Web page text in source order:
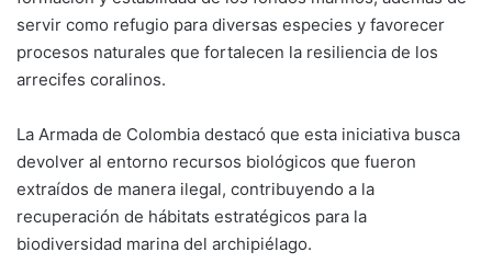
servir como refugio para diversas especies y favorecer
procesos naturales que fortalecen la resiliencia de los
arrecifes coralinos.
La Armada de Colombia destacó que esta iniciativa busca
devolver al entorno recursos biológicos que fueron
extraídos de manera ilegal, contribuyendo a la
recuperación de hábitats estratégicos para la
biodiversidad marina del archipiélago.